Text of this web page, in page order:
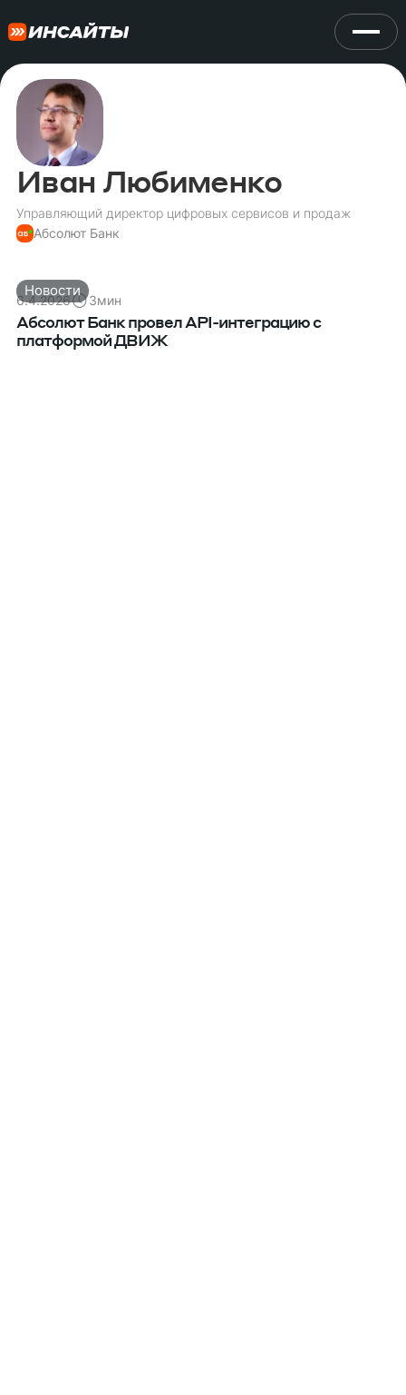
Иван Любименко
Управляющий директор цифровых сервисов и продаж
Абсолют Банк
6.4.2026 3мин
Абсолют Банк провел API-интеграцию с
платформой ДВИЖ
Новости